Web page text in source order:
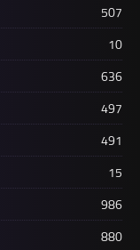
507
10
636
497
491
15
986
880